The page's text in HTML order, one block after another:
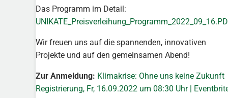
Das Programm im Detail:
Wir freuen uns auf die spannenden, innovativen
Projekte und auf den gemeinsamen Abend!
Zur Anmeldung: Klimakrise: Ohne uns keine Zukunft
Registrierung, Fr, 16.09.2022 um 08:30 Uhr |